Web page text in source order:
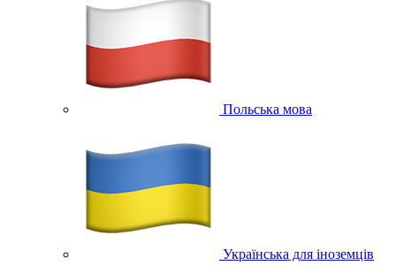
Польська мова
Українська для іноземців